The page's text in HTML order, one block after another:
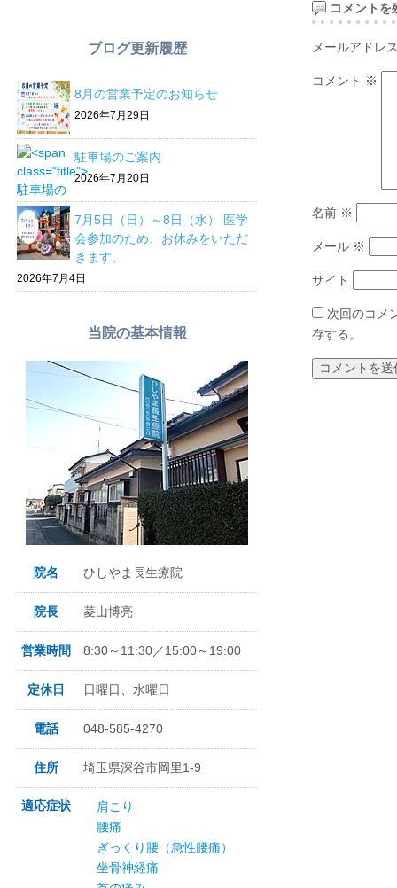
コメントを
メールアドレ
コメント ※
名前 ※
メール ※
サイト
次回のコメ
存する。
ブログ更新履歴
8月の営業予定のお知らせ
2026年7月29日
駐車場のご案内
2026年7月20日
7月5日（日）～8日（水） 医学
会参加のため、お休みをいただ
きます。
2026年7月4日
当院の基本情報
院名 ひしやま長生療院
院長 菱山博亮
営業時間 8:30～11:30／15:00～19:00
定休日 日曜日、水曜日
電話 048-585-4270
住所 埼玉県深谷市岡里1-9
適応症状
肩こり
腰痛
ぎっくり腰（急性腰痛）
坐骨神経痛